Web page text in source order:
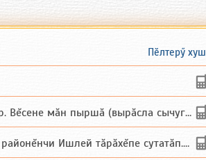
Пӗлтерӳ хуш
мăн пыршă (вырăсла сычуг) ...
Ишлей тăрăхĕпе сутатăп. Ха...